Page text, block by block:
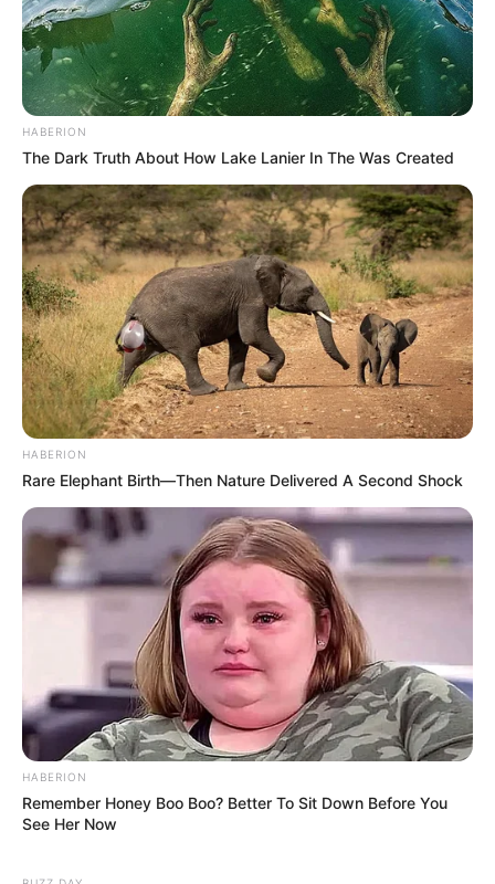
HABERION
The Dark Truth About How Lake Lanier In The Was Created
HABERION
Rare Elephant Birth—Then Nature Delivered A Second Shock
HABERION
Remember Honey Boo Boo? Better To Sit Down Before You
See Her Now